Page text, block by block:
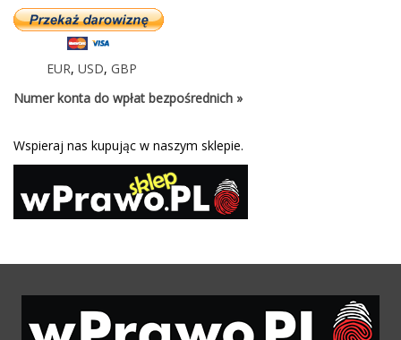
EUR, USD, GBP
Numer konta do wpłat bezpośrednich »
Wspieraj nas kupując w naszym sklepie.